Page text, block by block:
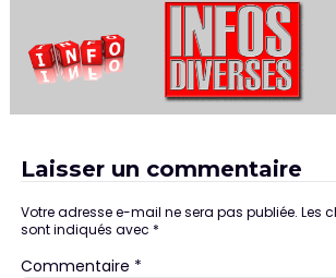
Laisser un commentaire
Votre adresse e-mail ne sera pas publiée. Les
sont indiqués avec *
Commentaire *